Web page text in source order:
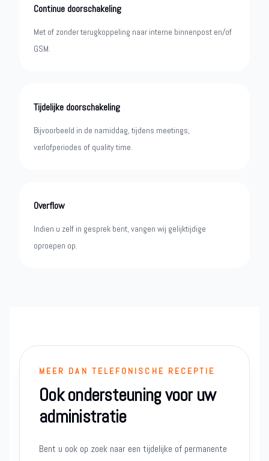
Continue doorschakeling
Met of zonder terugkoppeling naar interne binnenpost en/of
GSM.
Tijdelijke doorschakeling
Bijvoorbeeld in de namiddag, tijdens meetings,
verlofperiodes of quality time.
Overflow
Indien u zelf in gesprek bent, vangen wij gelijktijdige
oproepen op.
MEER DAN TELEFONISCHE RECEPTIE
Ook ondersteuning voor uw
administratie
Bent u ook op zoek naar een tijdelijke of permanente